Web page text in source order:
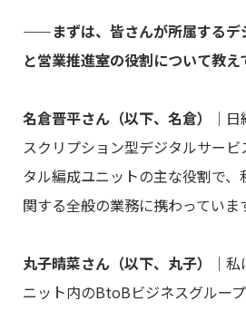
――まずは、皆さんが所属するデ
と営業推進室の役割について教え
名倉晋平さん（以下、名倉） ｜ 日
スクリプション型デジタルサー
タル編成ユニットの主な役割で
関する全般の業務に携わっていま
丸子晴菜さん（以下、丸子） ｜ 私
ニット内のBtoBビジネスグルー